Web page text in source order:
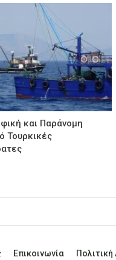
και Παράνομη
Τουρκικές
Επικοινωνία